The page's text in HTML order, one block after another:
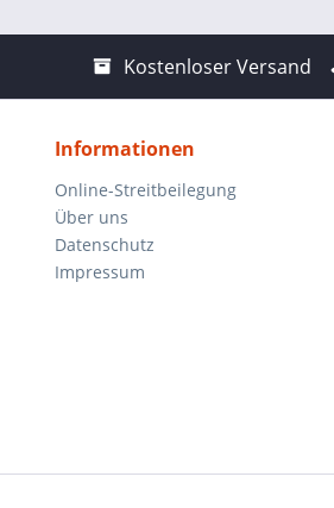
Kostenloser Versand
Informationen
Online-Streitbeilegung
Über uns
Datenschutz
Impressum